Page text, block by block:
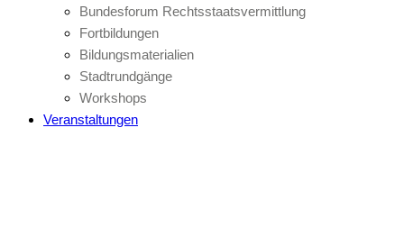
Bundesforum Rechtsstaatsvermittlung
Fortbildungen
Bildungsmaterialien
Stadtrundgänge
Workshops
Veranstaltungen